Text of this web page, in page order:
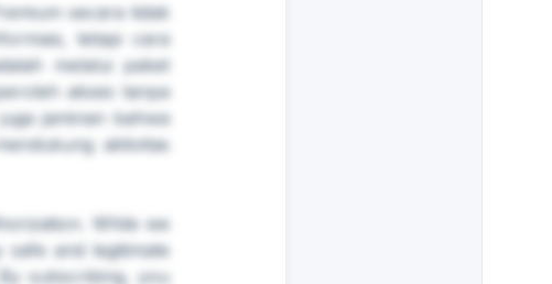
secara tidak
tetapi cara
melalui paket
akses tanpa
jaminan bahwa
aktivitas
While we
and legitimate
subscribing, you